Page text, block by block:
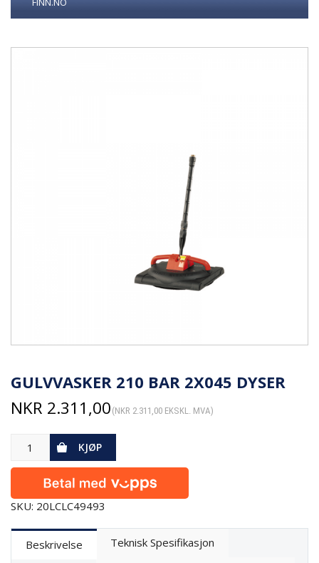
GULVVASKER 210 BAR 2X045 DYSER
NKR 2.311,00 (NKR 2.311,00 EKSKL. MVA)
KJØP
SKU: 20LCLC49493
Beskrivelse
Teknisk Spesifikasjon